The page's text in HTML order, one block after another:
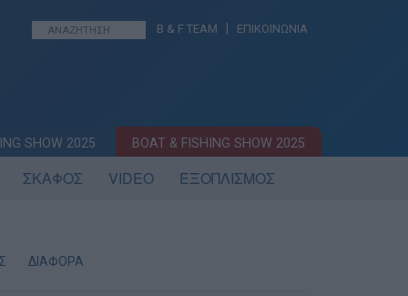
B & F TEAM ΕΠΙΚΟΙΝΩΝΙΑ
SHOW 2025 BOAT & FISHING SHOW 2025
ΣΚΑΦΟΣ VIDEO ΕΞΟΠΛΙΣΜΟΣ
ΔΙΑΦΟΡΑ